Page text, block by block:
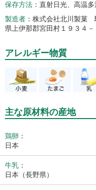
保存方法
直射日光、高温多
製造者
株式会社北川製菓
県上伊那郡宮田村１９３４－
アレルギー物質
主な原材料の産地
鶏卵 ：
日本
牛乳 ：
日本（長野県）